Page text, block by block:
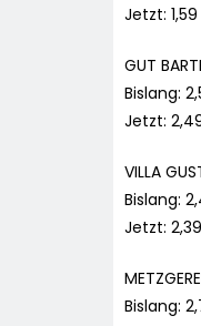
Jetzt: 1,59
GUT
Bislang:
Jetzt:
VILLA
Bislang:
Jetzt: 2,39
Bislang: